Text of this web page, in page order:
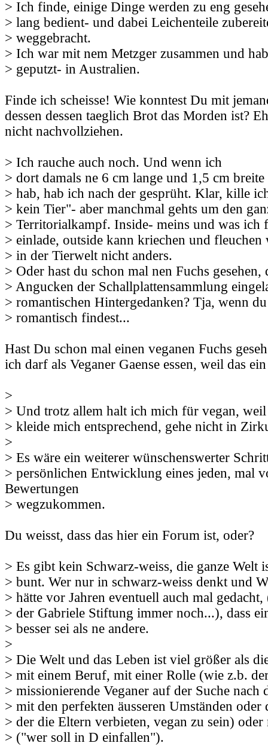
> Ich finde, einige Dinge werden zu eng
> lang bedient- und dabei Leichenteile
> weggebracht.
> Ich war mit nem Metzger zusammen und
> geputzt- in Australien.
Finde ich scheisse! Wie konntest Du mit
dessen dessen taeglich Brot das Morden ist?
nicht nachvollziehen.
> Ich rauche auch noch. Und wenn ich
> dort damals ne 6 cm lange und 1,5 cm
> hab, hab ich nach der gesprüht. Klar, kille
> kein Tier"- aber manchmal gehts um den
> Territorialkampf. Inside- meins und was
> einlade, outside kann kriechen und
> in der Tierwelt nicht anders.
> Oder hast du schon mal nen Fuchs gesehen,
> Angucken der Schallplattensammlung
> romantischen Hintergedanken? Tja, wenn
> romantisch findest...
Hast Du schon mal einen veganen Fuchs
ich darf als Veganer Gaense essen, weil das
>
> Und trotz allem halt ich mich für vegan, weil
> kleide mich entsprechend, gehe nicht in
>
> Es wäre ein weiterer wünschenswerter
> persönlichen Entwicklung eines jeden, mal
Bewertungen
> wegzukommen.
Du weisst, dass das hier ein Forum ist, oder?
> Es gibt kein Schwarz-weiss, die ganze Welt
> bunt. Wer nur in schwarz-weiss denkt und
> hätte vor Jahren eventuell auch mal
> der Gabriele Stiftung immer noch...), dass
> besser sei als ne andere.
>
> Die Welt und das Leben ist viel größer als
> mit einem Beruf, mit einer Rolle (wie z.b.
> missionierende Veganer auf der Suche nach
> mit den perfekten äusseren Umständen oder
> der die Eltern verbieten, vegan zu sein)
> ("wer soll in D einfallen").